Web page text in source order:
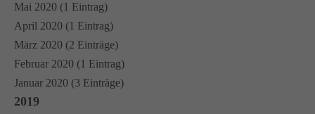
Mai 2020 (1 Eintrag)
April 2020 (1 Eintrag)
März 2020 (2 Einträge)
Februar 2020 (1 Eintrag)
Januar 2020 (3 Einträge)
2019